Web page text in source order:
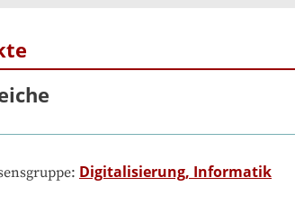
Digitalisierung, Informatik